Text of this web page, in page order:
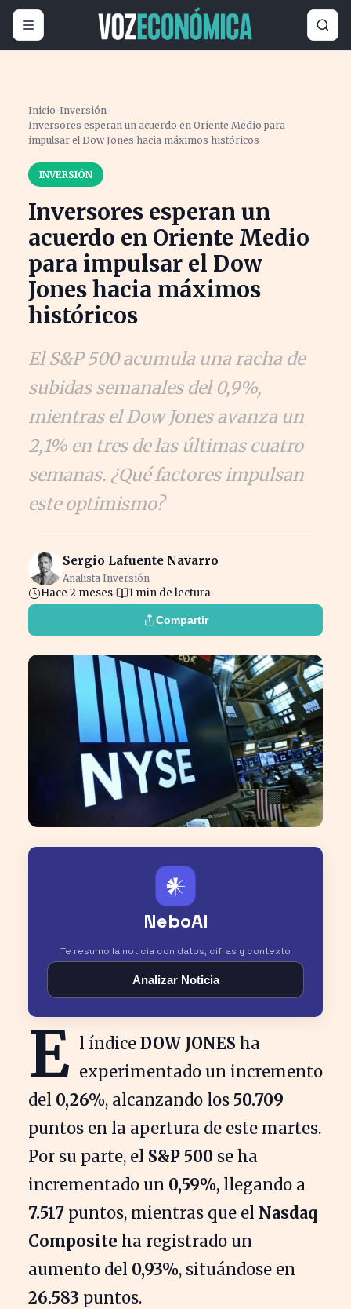
Inicio ›Inversión›
Inversores esperan un acuerdo en Oriente Medio para
impulsar el Dow Jones hacia máximos históricos
INVERSIÓN
Inversores esperan un
acuerdo en Oriente Medio
para impulsar el Dow
Jones hacia máximos
históricos
El S&P 500 acumula una racha de
subidas semanales del 0,9%,
mientras el Dow Jones avanza un
2,1% en tres de las últimas cuatro
semanas. ¿Qué factores impulsan
este optimismo?
Sergio Lafuente Navarro
Analista Inversión
Hace 2 meses 1 min de lectura
Compartir
𒀭
NeboAI
Te resumo la noticia con datos, cifras y contexto
Analizar Noticia
E l índice DOW JONES ha
experimentado un incremento
del 0,26%, alcanzando los 50.709
puntos en la apertura de este martes.
Por su parte, el S&P 500 se ha
incrementado un 0,59%, llegando a
7.517 puntos, mientras que el Nasdaq
Composite ha registrado un
aumento del 0,93%, situándose en
26.583 puntos.